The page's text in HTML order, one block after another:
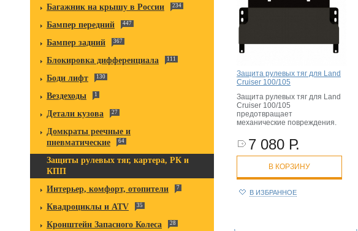
Багажник на крышу в России 234
Бампер передний 447
Бампер задний 367
Блокировка дифференциала 111
Боди лифт 130
Вездеходы 1
Детали кузова 27
Домкраты реечные и
пневматические
64
Защиты рулевых тяг, картера, РК и
КПП
Интерьер, комфорт, отопители
7
Квадроциклы и ATV 35
Кронштейн Запасного Колеса 28
Защита рулевых тяг для Land
Cruiser 100/105
Защита рулевых тяг для Land
Cruiser 100/105
предотвращает
механические повреждения.
7 080 Р.
В КОРЗИНУ
В ИЗБРАННОЕ